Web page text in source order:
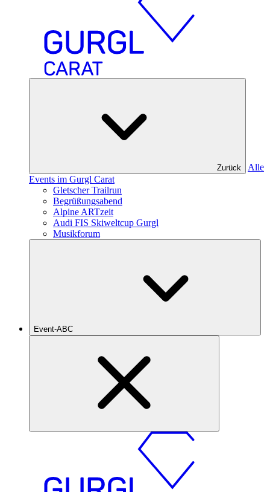
Zurück
Alle
Events im Gurgl Carat
Gletscher Trailrun
Begrüßungsabend
Alpine ARTzeit
Audi FIS Skiweltcup Gurgl
Musikforum
Event-ABC